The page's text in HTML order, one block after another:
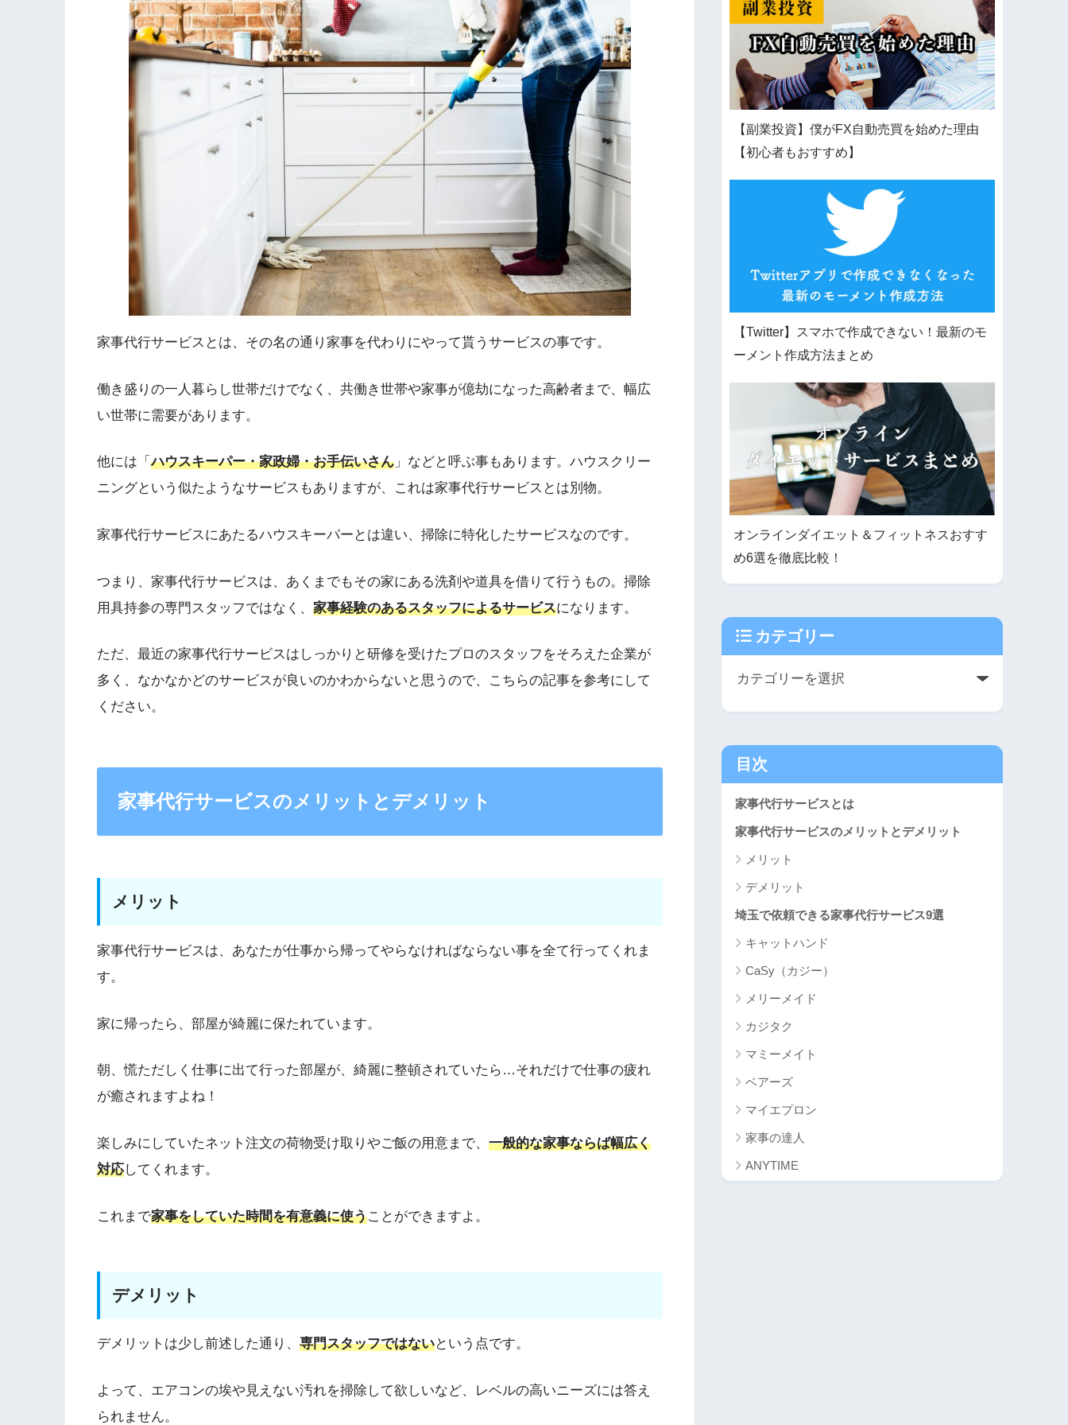
家事代行サービスとは、その名の通り家事を代わりにやって貰うサービスの事です。
働き盛りの一人暮らし世帯だけでなく、共働き世帯や家事が億劫になった高齢者まで、幅広
い世帯に需要があります。
他には「ハウスキーパー・家政婦・お手伝いさん 」などと呼ぶ事もあります。ハウスクリー
ニングという似たようなサービスもありますが、これは家事代行サービスとは別物。
家事代行サービスにあたるハウスキーパーとは違い、掃除に特化したサービスなのです。
つまり、家事代行サービスは、あくまでもその家にある洗剤や道具を借りて行うもの。掃除
用具持参の専門スタッフではなく、 家事経験のあるスタッフによるサービスになります。
ただ、最近の家事代行サービスはしっかりと研修を受けたプロのスタッフをそろえた企業が
多く、なかなかどのサービスが良いのかわからないと思うので、こちらの記事を参考にして
ください。
家事代行サービスのメリットとデメリット
メリット
家事代行サービスは、あなたが仕事から帰ってやらなければならない事を全て行ってくれま
す。
家に帰ったら、部屋が綺麗に保たれています。
朝、慌ただしく仕事に出て行った部屋が、綺麗に整頓されていたら…それだけで仕事の疲れ
が癒されますよね！
楽しみにしていたネット注文の荷物受け取りやご飯の用意まで、 一般的な家事ならば幅広く
対応してくれます。
これまで家事をしていた時間を有意義に使うことができますよ。
デメリット
デメリットは少し前述した通り、 専門スタッフではないという点です。
よって、エアコンの埃や見えない汚れを掃除して欲しいなど、レベルの高いニーズには答え
られません。
【副業投資】僕がFX自動売買を始めた理由
【初心者もおすすめ】
【Twitter】スマホで作成できない！最新のモ
ーメント作成方法まとめ
オンラインダイエット＆フィットネスおすす
め6選を徹底比較！
カテゴリー
目次
家事代行サービスとは
家事代行サービスのメリットとデメリット
メリット
デメリット
埼玉で依頼できる家事代行サービス9選
キャットハンド
CaSy（カジー）
メリーメイド
カジタク
マミーメイト
ベアーズ
マイエプロン
家事の達人
ANYTIME